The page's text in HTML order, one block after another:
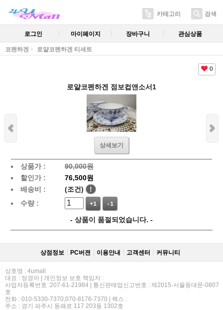
카테고리 검색
로그인 마이페이지 장바구니 관심상품
코펜하겐 로얄코펜하겐 티세트
0
로얄코펜하겐 점보컵앤소서1
상세보기
상품가 :
90,000원
할인가 :
76,500원
배송비 :
(조건)
!
수량 :
+1 -1
- 상품이 품절되었습니다. -
상점정보 PC버젼 이용안내 고객센터 커뮤니티
상호명 : 4umall
대표 : 정경아 | 개인정보 보호 책임자 :
사업자등록번호 :207-61-21984 | 통신판매업신고번호 : 제2015-서울동대문-0807
호
전화 : 010-5330-7370,070-8176-7370 | 팩스 :
주소 : 경기 파주시 동패로 117 203동 1302호